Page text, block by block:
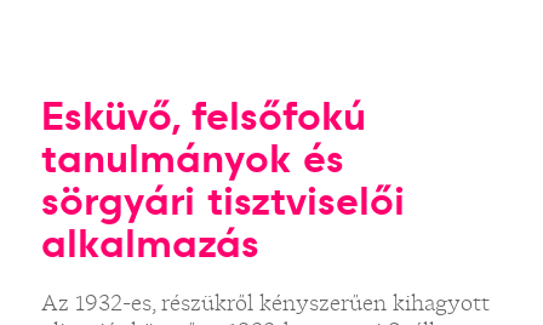
Esküvő, felsőfokú
tanulmányok és
sörgyári tisztviselői
alkalmazás
Az 1932-es, részükről kényszerűen kihagyott